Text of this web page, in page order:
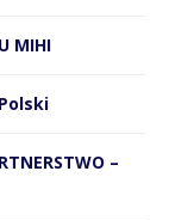
MIHI
–